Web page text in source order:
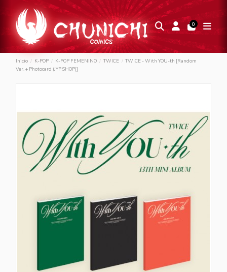
0
Inicio K-POP K-POP FEMENINO TWICE
TWICE - With YOU-th [Random
Ver. + Photocard (JYP SHOP)]